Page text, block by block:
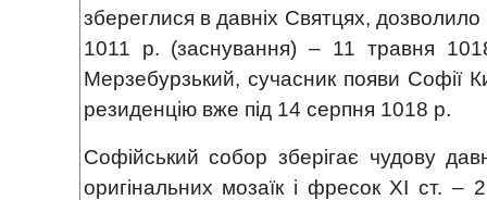
збереглися в давніх Святцях,
1011 р. (заснування) – 11 травня
Мерзебурзький, сучасник появи Софії
резиденцію вже під 14 серпня 1018 р.
Софійський собор зберігає чудову
оригінальних мозаїк і фресок ХІ